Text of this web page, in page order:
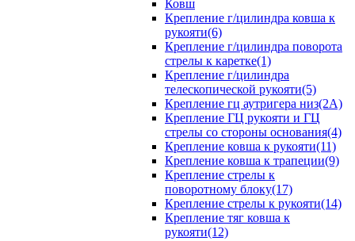
Ковш
Крепление г/цилиндра ковша к
рукояти(6)
Крепление г/цилиндра поворота
стрелы к каретке(1)
Крепление г/цилиндра
телескопической рукояти(5)
Крепление гц аутригера низ(2А)
Крепление ГЦ рукояти и ГЦ
стрелы со стороны основания(4)
Крепление ковша к рукояти(11)
Крепление ковша к трапеции(9)
Крепление стрелы к
поворотному блоку(17)
Крепление стрелы к рукояти(14)
Крепление тяг ковша к
рукояти(12)